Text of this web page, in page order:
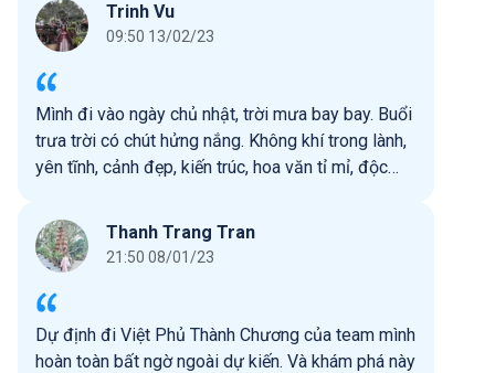
Trinh Vu
09:50 13/02/23
Mình đi vào ngày chủ nhật, trời mưa bay bay. Buổi
trưa trời có chút hửng nắng. Không khí trong lành,
yên tĩnh, cảnh đẹp, kiến trúc, hoa văn tỉ mỉ, độc
sách và 1 bản đồ, giới thiệu về Việt Phủ Thành
Chương. Vé ng lớn là 150k/ người, ko mất phí gửi
xe. Lưu ý là chỉ đc mang đồ ăn và để ở ngoài thôi,
chỗ gửi xe ý, chứ ko đc mang vào trong đâu.
Trong các gian phòng có trưng bày cổ vật cũng ko
đc tùy ý chụp lại nha.
Thanh Trang Tran
21:50 08/01/23
Dự định đi Việt Phủ Thành Chương của team mình
hoàn toàn bất ngờ ngoài dự kiến. Và khám phá này